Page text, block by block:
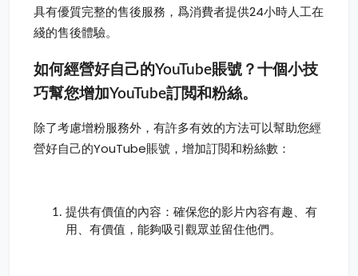
具有優質完整的售後服務，爲消費者提供24小時人工在
綫的售後體驗。
如何經營好自己的YouTube賬號？十個小技
巧幫您增加YouTube訂閲和粉絲。
除了考慮增粉服務外，有許多有效的方法可以幫助您經
營好自己的YouTube賬號，增加訂閲和粉絲數：
提供有價值的內容：確保您的影片內容有趣、有
用、有價值，能夠吸引觀眾並留住他們。